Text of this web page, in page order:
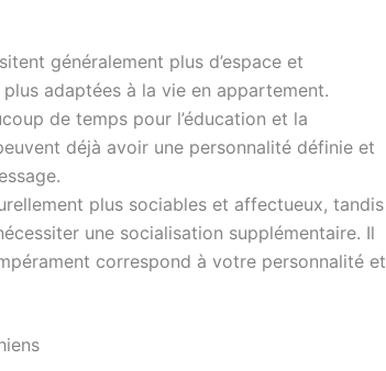
généralement plus d’espace et
adaptées à la vie en appartement.
de temps pour l’éducation et la
déjà avoir une personnalité définie et
plus sociables et affectueux, tandis
une socialisation supplémentaire. Il
correspond à votre personnalité et